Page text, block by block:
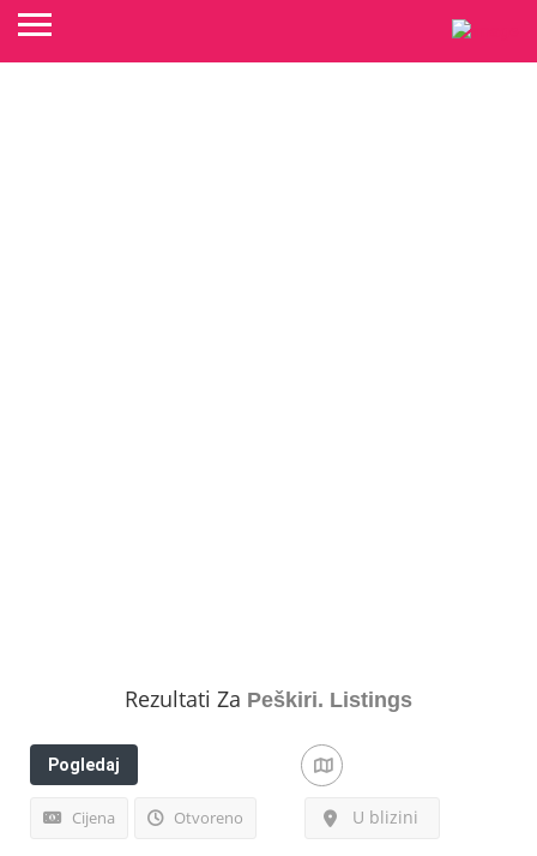
Rezultati Za Peškiri. Listings
Pogledaj
Cijena Otvoreno U blizini